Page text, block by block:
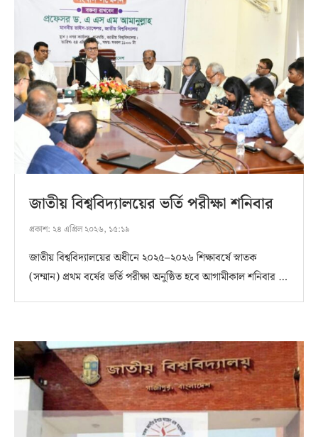
জাতীয় বিশ্ববিদ্যালয়ের ভর্তি পরীক্ষা শনিবার
প্রকাশ: ২৪ এপ্রিল ২০২৬, ১৫:১৯
জাতীয় বিশ্ববিদ্যালয়ের অধীনে ২০২৫–২০২৬ শিক্ষাবর্ষে স্নাতক
(সম্মান) প্রথম বর্ষের ভর্তি পরীক্ষা অনুষ্ঠিত হবে আগামীকাল শনিবার …